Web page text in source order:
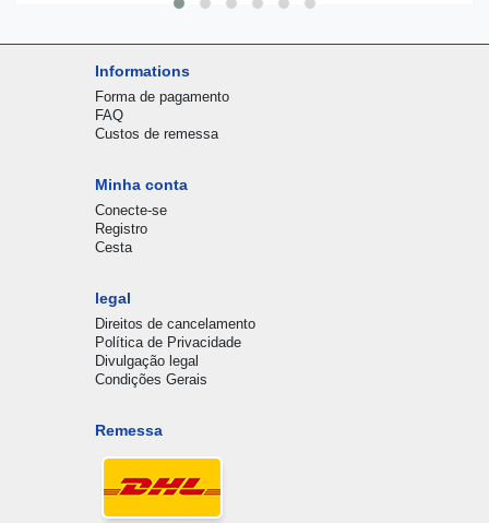
Informations
Forma de pagamento
FAQ
Custos de remessa
Minha conta
Conecte-se
Registro
Cesta
legal
Direitos de cancelamento
Política de Privacidade
Divulgação legal
Condições Gerais
Remessa